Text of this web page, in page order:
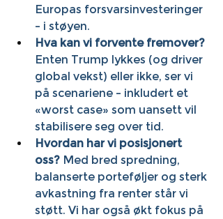
Europas forsvarsinvesteringer
– i støyen.
Hva kan vi forvente fremover?
Enten Trump lykkes (og driver
global vekst) eller ikke, ser vi
på scenariene – inkludert et
«worst case» som uansett vil
stabilisere seg over tid.
Hvordan har vi posisjonert
oss? Med bred spredning,
balanserte porteføljer og sterk
avkastning fra renter står vi
støtt. Vi har også økt fokus på